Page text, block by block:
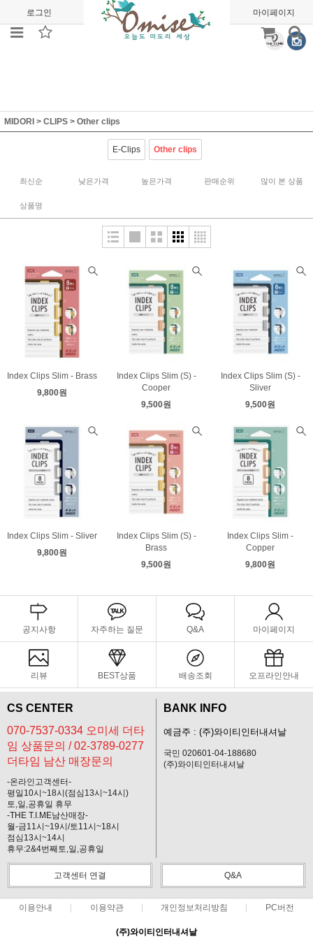
로그인 회원가입 주문조회 마이페이지
MIDORI > CLIPS > Other clips
E-Clips Other clips
최신순 낮은가격 높은가격 판매순위 많이 본 상품
상품명
Index Clips Slim - Brass
9,800원
Index Clips Slim (S) -
Cooper
9,500원
Index Clips Slim (S) -
Sliver
9,500원
Index Clips Slim - Sliver
9,800원
Index Clips Slim (S) -
Brass
9,500원
Index Clips Slim -
Copper
9,800원
공지사항 자주하는 질문 Q&A 마이페이지
리뷰 BEST상품 배송조회 오프라인안내
CS CENTER
070-7537-0334 오미세 더타
임 상품문의 / 02-3789-0277
더타임 남산 매장문의
-온라인고객센터-
평일10시~18시(점심13시~14시)
토,일,공휴일 휴무
-THE T.I.ME남산매장-
월-금11시~19시/토11시~18시
점심13시~14시
휴무:2&4번째토,일,공휴일
BANK INFO
예금주 : (주)와이티인터내셔날
국민 020601-04-188680
(주)와이티인터내셔날
고객센터 연결 Q&A
이용안내 이용약관 개인정보처리방침 PC버전
(주)와이티인터내셔날